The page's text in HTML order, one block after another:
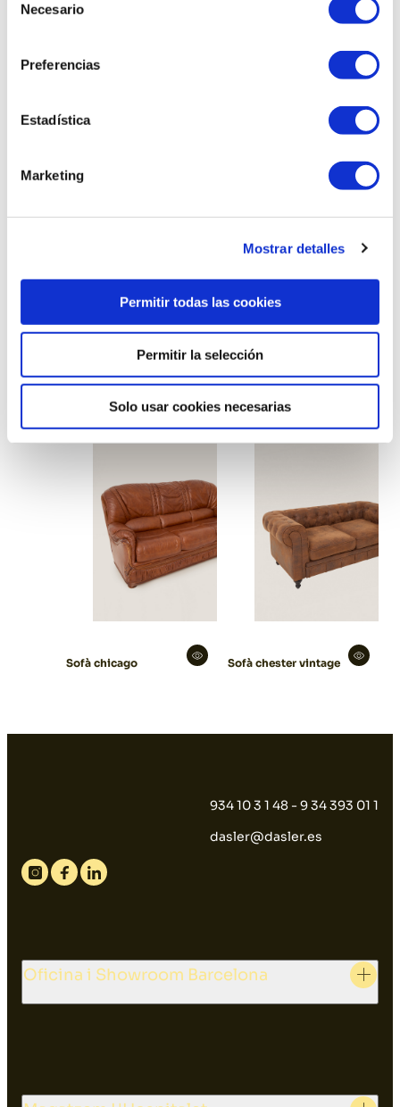
Necesario
Preferencias
Estadística
Marketing
Mostrar detalles
Permitir todas las cookies
Permitir la selección
Solo usar cookies necesarias
Butaca finland gris Butaca chicago
Sofà chicago Sofà chester vintage
934 10 3 1 48 - 9 34 393 01 1
dasler@dasler.es
Instagram
FacebookLinkedin
Oficina i Showroom Barcelona